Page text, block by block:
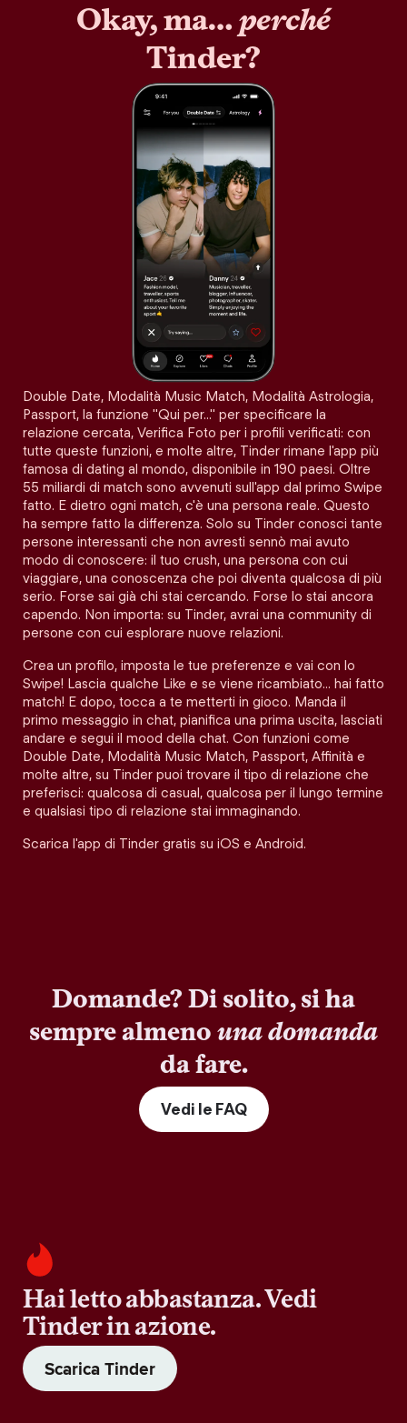
Okay, ma…perché
Tinder?
Double Date, Modalità Music Match, Modalità Astrologia,
Passport, la funzione "Qui per…" per specificare la
relazione cercata, Verifica Foto per i profili verificati: con
tutte queste funzioni, e molte altre, Tinder rimane l'app più
famosa di dating al mondo, disponibile in 190 paesi. Oltre
55 miliardi di match sono avvenuti sull'app dal primo Swipe
fatto. E dietro ogni match, c'è una persona reale. Questo
ha sempre fatto la differenza. Solo su Tinder conosci tante
persone interessanti che non avresti sennò mai avuto
modo di conoscere: il tuo crush, una persona con cui
viaggiare, una conoscenza che poi diventa qualcosa di più
serio. Forse sai già chi stai cercando. Forse lo stai ancora
capendo. Non importa: su Tinder, avrai una community di
persone con cui esplorare nuove relazioni.
Crea un profilo, imposta le tue preferenze e vai con lo
Swipe! Lascia qualche Like e se viene ricambiato… hai fatto
match! E dopo, tocca a te metterti in gioco. Manda il
primo messaggio in chat, pianifica una prima uscita, lasciati
andare e segui il mood della chat. Con funzioni come
Double Date, Modalità Music Match, Passport, Affinità e
molte altre, su Tinder puoi trovare il tipo di relazione che
preferisci: qualcosa di casual, qualcosa per il lungo termine
e qualsiasi tipo di relazione stai immaginando.
Scarica l'app di Tinder gratis su iOS e Android.
Domande? Di solito, si ha
sempre almeno una domanda
da fare.
Vedi le FAQ
Hai letto abbastanza. Vedi
Tinder in azione.
Scarica Tinder